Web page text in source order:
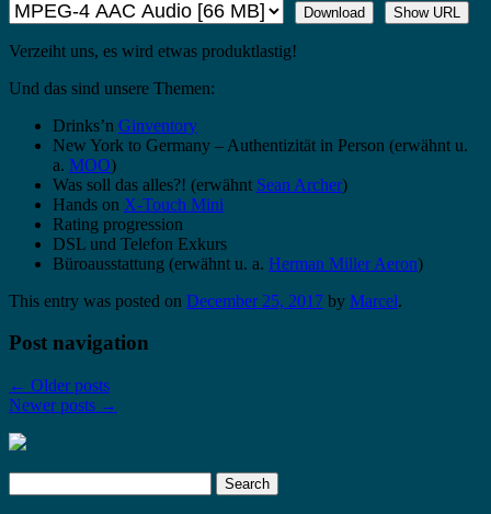
Download Show URL
Verzeiht uns, es wird etwas produktlastig!
Und das sind unsere Themen:
Drinks’n Ginventory
New York to Germany – Authentizität in Person (erwähnt u.
a. MOO)
Was soll das alles?! (erwähnt Sean Archer)
Hands on X-Touch Mini
Rating progression
DSL und Telefon Exkurs
Büroausstattung (erwähnt u. a. Herman Miller Aeron)
This entry was posted on December 25, 2017 by Marcel.
Post navigation
← Older posts
Newer posts →
for: